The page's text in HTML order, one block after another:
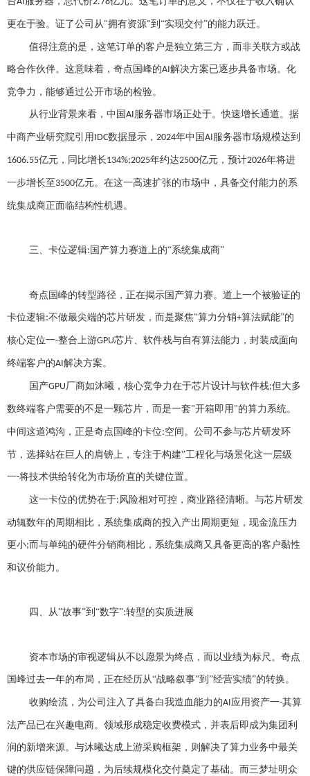
更在于验。证了公司从"拥有资源"到“实现交付”的能力跃迁。
值得注意的是，这笔订单的客户是独立第三方，而非关联方或战
略合作伙伴。这意味着，奇点国峰的AI解决方案已逐步具备市场。化
竞争力，能够通过公开市场的检验。
从行业背景来看，中国 AI服务器市场正处于。快速增长通道。据
中商产业研究院引用 IDC数据显示， 2024年中国 AI服务器市场规模达到
1606.55亿元，同比增长134%;2025年约达2500亿元，预计2026年将进
一步增长至 3500亿元。在这一高速扩张的市场中，具备交付能力的系
统集成商正面临结构性机遇。
三、 卡位逻辑: 国产算力赛道上的“系统集成商”
奇点国峰的转型路径，正在揭示国产算力赛。道上一个被验证的
卡位逻辑:不做最尖端的芯片研发，而是聚焦"算力分销+算法赋能”的
核心定位一-整合上游GPU芯片、软件栈与自有算法能力，封装成面向
终端客户的AI解决方案。
国产GPU厂商如沐曦，核心竞争力在于芯片设计与软件栈;但大多
数终端客户需要的不是一颗芯片，而是一套"开箱即用 "的算力系统。
中间这道鸿沟，正是奇点国峰的卡位:空间。公司不参与芯片研发环
节，选择站在巨人的肩镑上，专注于构建”工程化与场景化这一层级
一-将技术供给转化为市场价直的关键位置。
这一卡位的优势在于:风险相对可控，商业路径清晰。与芯片研发
动辄数年的周期相比，系统集成商的投入产出周期更短，现金流压力
更小;而与单纯的硬件分销商相比，系统集成商又具备更高的客户黏性
和议价能力。
四、 从”故事”到“数字”:转型的实质进展
资本市场的审视逻辑从不以愿景为终点，而以业绩为标尺。奇点
国峰过去一年的布局，正在经历从“战略叙事"到”经营实绩”的转换。
收购绘流，为公司注入了具备白我造血能力的AI应用资产一-其算
法产品已在兴趣电商。领域形成稳定收费模式，并表后即成为集团利
润的新增来源。与沐曦达成上游采购框架，则解决了算力业务中最关
键的供应链保障问题，为后续规模化交付奠定了基础。而三梦址明众